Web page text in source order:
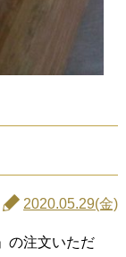
2020.05.29(金)
の注文いただ